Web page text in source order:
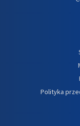
Polityka